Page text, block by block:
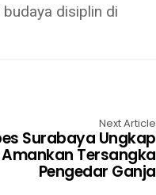
disiplin di
Next Article
Surabaya Ungkap
Tersangka
Pengedar Ganja